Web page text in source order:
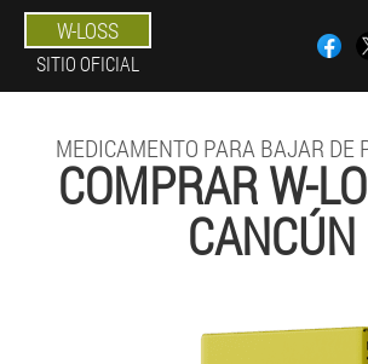
W-LOSS
SITIO OFICIAL
MEDICAMENTO PARA BAJAR DE
COMPRAR W-
CANCÚN